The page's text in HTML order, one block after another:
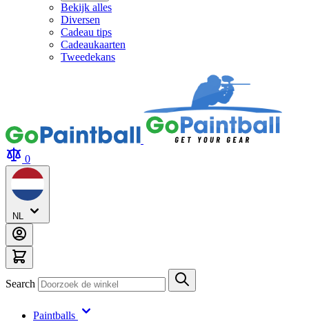
Bekijk alles
Diversen
Cadeau tips
Cadeaukaarten
Tweedekans
0
NL
Search
Paintballs